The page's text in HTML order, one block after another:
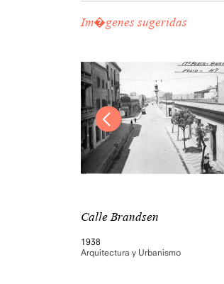
Im�genes sugeridas
Calle Brandsen
1938
Arquitectura y Urbanismo